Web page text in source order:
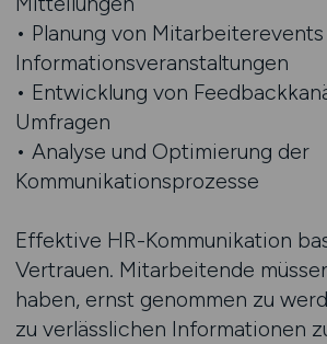
• Planung von
Informationsveranstaltungen
• Entwicklung von
Umfragen
• Analyse und Optimierung der
Kommunikationsprozesse
Effektive HR-Kommunikation
Vertrauen. Mitarbeitende
haben, ernst genommen zu
zu verlässlichen Informationen